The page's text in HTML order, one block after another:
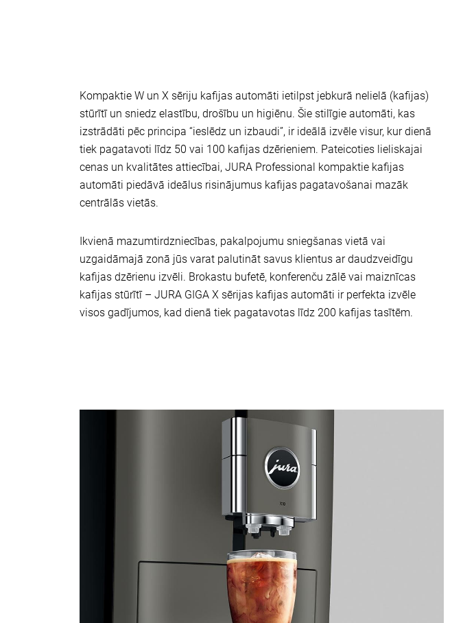
Kompaktie W un X sēriju kafijas automāti ietilpst jebkurā nelielā (kafijas)
stūrītī un sniedz elastību, drošību un higiēnu. Šie stilīgie automāti, kas
izstrādāti pēc principa “ieslēdz un izbaudi”, ir ideālā izvēle visur, kur dienā
tiek pagatavoti līdz 50 vai 100 kafijas dzērieniem. Pateicoties lieliskajai
cenas un kvalitātes attiecībai, JURA Professional kompaktie kafijas
automāti piedāvā ideālus risinājumus kafijas pagatavošanai mazāk
centrālās vietās.
Ikvienā mazumtirdzniecības, pakalpojumu sniegšanas vietā vai
uzgaidāmajā zonā jūs varat palutināt savus klientus ar daudzveidīgu
kafijas dzērienu izvēli. Brokastu bufetē, konferenču zālē vai maiznīcas
kafijas stūrītī – JURA GIGA X sērijas kafijas automāti ir perfekta izvēle
visos gadījumos, kad dienā tiek pagatavotas līdz 200 kafijas tasītēm.